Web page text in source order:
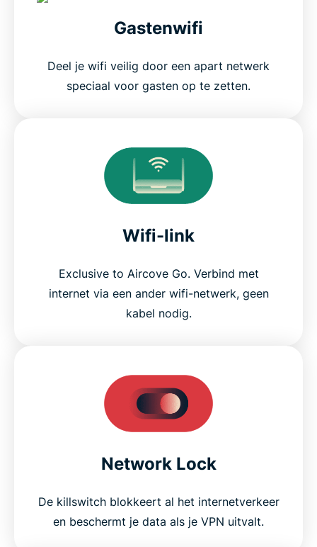
Gastenwifi
Deel je wifi veilig door een apart netwerk
speciaal voor gasten op te zetten.
Wifi-link
Exclusive to Aircove Go. Verbind met
internet via een ander wifi-netwerk, geen
kabel nodig.
Network Lock
De killswitch blokkeert al het internetverkeer
en beschermt je data als je VPN uitvalt.